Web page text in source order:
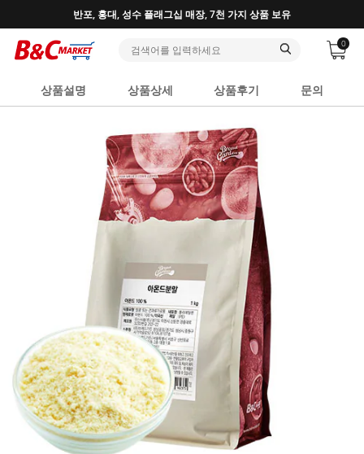
반포, 홍대, 성수 플래그십 매장, 7천 가지 상품 보유
0
상품설명 상품상세 상품후기 문의